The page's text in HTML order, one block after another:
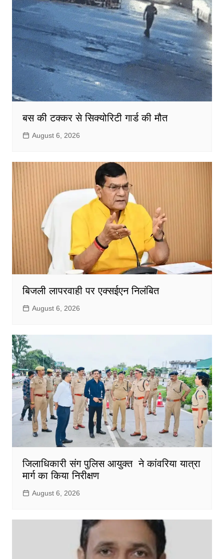
बस की टक्कर से सिक्योरिटी गार्ड की मौत
August 6, 2026
बिजली लापरवाही पर एक्सईएन निलंबित
August 6, 2026
जिलाधिकारी संग पुलिस आयुक्त ने कांवरिया यात्रा
मार्ग का किया निरीक्षण
August 6, 2026